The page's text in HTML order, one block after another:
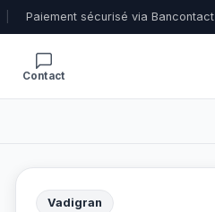
Paiement sécurisé via Bancontact
Contact
Vadigran